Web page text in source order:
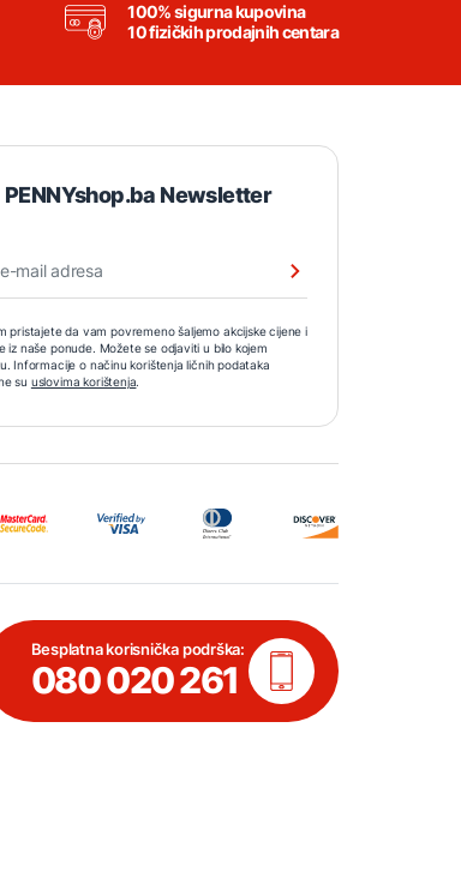
100% sigurna kupovina
10 fizičkih prodajnih centara
PENNYshop.ba Newsletter
pristajete da vam povremeno šaljemo akcijske cijene i
iz naše ponude. Možete se odjaviti u bilo kojem
Informacije o načinu korištenja ličnih podataka
su uslovima korištenja.
Besplatna korisnička podrška:
080 020 261